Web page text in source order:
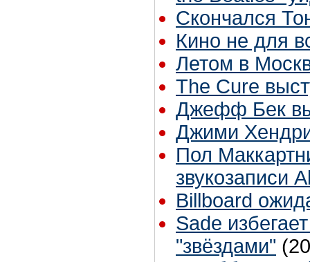
Скончался
Кино не для
Летом в
The Cure
Джефф Бек
Джими
Пол
звукозаписи
Billboard
Sade
"звёздами"